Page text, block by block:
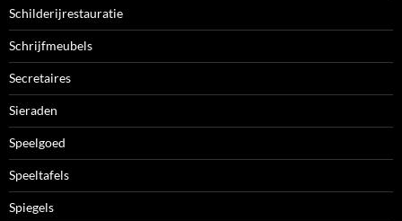
Schilderijrestauratie
Schrijfmeubels
Secretaires
Sieraden
Speelgoed
Speeltafels
Spiegels